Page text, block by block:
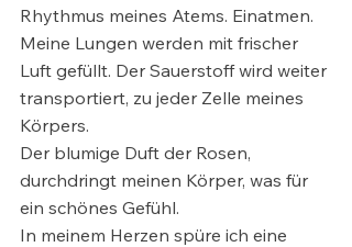
Rhythmus meines Atems. Einatmen.
Meine Lungen werden mit frischer
Luft gefüllt. Der Sauerstoff wird weiter
transportiert, zu jeder Zelle meines
Körpers.
Der blumige Duft der Rosen,
durchdringt meinen Körper, was für
ein schönes Gefühl.
In meinem Herzen spüre ich eine